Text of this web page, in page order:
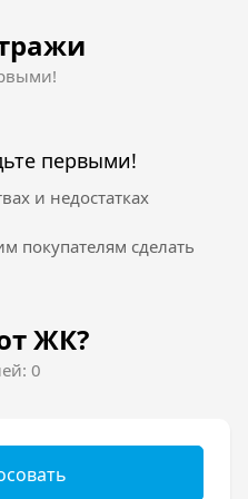
(школы, детские
тщательно
паркинг,
и спортивные
не мало
В шаговой
на дорогу – 10
торгово-
«Красная
первыми!
и недостатках
покупателям сделать
ЖК?
0